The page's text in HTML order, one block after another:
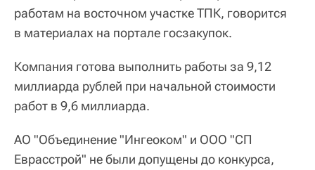
работам на восточном участке ТПК, говорится
в материалах на портале госзакупок.
Компания готова выполнить работы за 9,12
миллиарда рублей при начальной стоимости
работ в 9,6 миллиарда.
АО "Объединение "Ингеоком" и ООО "СП
Еврасстрой" не были допущены до конкурса,